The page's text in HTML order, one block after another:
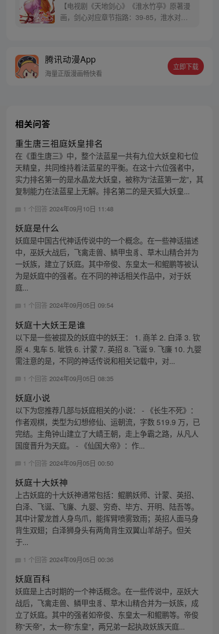
【电视剧《天地剑心》《淮水竹亭》原著漫
画，剑心对应章节指路：39-85，淮水对应
腾讯动漫App
海量正版漫画畅快看
立即下载
相关问答
重生唐三祖庭妖皇排名
在《重生唐三》中，整个法蓝星一共有九位大妖皇和七位
天精皇，共同维持着法蓝星的平衡。在这十六位强者中，
实力排名第一的是水晶龙大妖皇，被称为“法蓝第一龙”，其
复制能力在法蓝星上无解。排名第二的是天狐大妖皇...
1 个回答 2024年09月10日 11:48
妖庭是什么
妖庭是中国古代神话传说中的一个概念。在一些神话描述
中，巫妖大战后，飞禽走兽、鳞甲虫豸、草木山精合并为
一妖族，建立了妖庭。其中帝俊、东皇太一和鲲鹏等被认
为是妖庭中的强者。在不同的神话相关作品中，对于妖
庭...
1 个回答 2024年09月05日 09:54
妖庭十大妖王是谁
以下是一些被提及的妖庭中的妖王： 1. 商羊 2. 白泽 3. 钦
原 4. 鬼车 5. 呲铁 6. 计蒙 7. 英招 8. 飞诞 9. 飞廉 10. 九婴
需注意的是，不同的神话传说和相关记载中，对...
1 个回答 2024年09月05日 08:35
妖庭小说
以下为您推荐几部与妖庭相关的小说： - 《长生不死》：
作者观棋，类型为幻想修仙、运朝流，字数 519.9 万，已
完结。主角钟山建立了大崝王朝，走上争霸之路，从凡人
国度晋升为天庭。 - 《仙国大帝》：作...
1 个回答 2024年09月05日 00:50
妖庭十大妖神
上古妖庭的十大妖神通常包括：鲲鹏妖师、计蒙、英招、
白泽、飞诞、飞廉、九婴、穷奇、毕方、开明、陆吾等。
其中计蒙龙首人身鸟爪，能挥臂喷雾致雨；英招人面马身
背生双翅；白泽狮身头有两角背生双翼山羊胡子。但关
于...
1 个回答 2024年09月05日 00:36
妖庭百科
妖庭是上古时期的一个神话概念。在一些传说中，巫妖大
战后，飞禽走兽、鳞甲虫豸、草木山精合并为一妖族，成
立了妖庭。其中的强者如帝俊、东皇太一和鲲鹏等。帝俊
称“天帝”，太一称“东皇”，两兄弟一起执政妖族天庭...